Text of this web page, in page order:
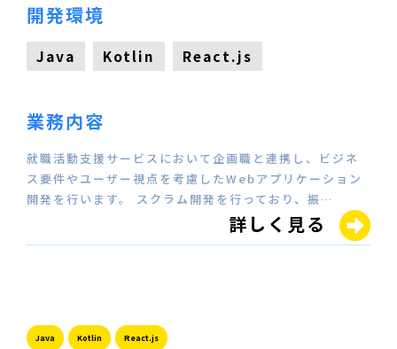
開発環境
Java Kotlin React.js
業務内容
就職活動支援サービスにおいて企画職と連携し、ビジネ
ス要件やユーザー視点を考慮したWebアプリケーション
開発を行います。 スクラム開発を行っており、振…
詳しく見る
Java Kotlin React.js